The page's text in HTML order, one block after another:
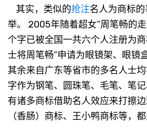
其实，类似的抢注名人为商标
举。 2005年随着超女”周笔畅的
个字已被全国一共六个人注册为
士将周笔畅”申请为眼镜架、眼镜
其余来自广东等省市的多名人士
字作为钢笔、圆珠笔、毛笔、笔
有诸多商标借助名人效应来打擦
（香肠）商标、王小鸭商标等，都